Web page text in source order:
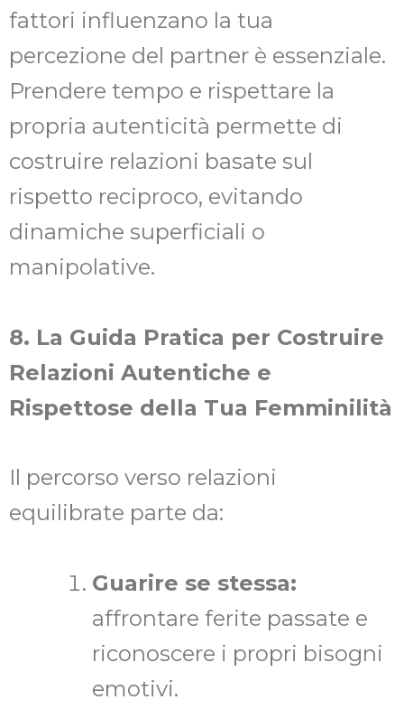
fattori influenzano la tua
percezione del partner è essenziale.
Prendere tempo e rispettare la
propria autenticità permette di
costruire relazioni basate sul
rispetto reciproco, evitando
dinamiche superficiali o
manipolative.
8. La Guida Pratica per Costruire
Relazioni Autentiche e
Rispettose della Tua Femminilità
Il percorso verso relazioni
equilibrate parte da:
Guarire se stessa:
affrontare ferite passate e
riconoscere i propri bisogni
emotivi.